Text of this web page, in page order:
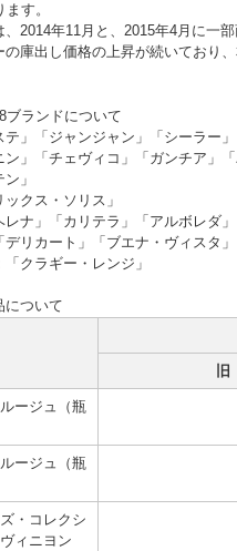
す。
2014年11月と、2015年4月に一
庫出し価格の上昇が続いており
ブランドについて
」「ジャンジャン」「シーラー」
」「チェヴィコ」「ガンチア」「
」
クス・ソリス」
ナ」「カリテラ」「アルボレダ」
リカート」「ブエナ・ヴィスタ」
クラギー・レンジ」
について
旧
ージュ（瓶
ージュ（瓶
・コレクシ
ィニヨン